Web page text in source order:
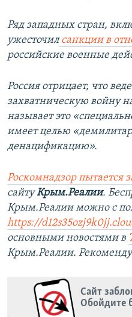
Ряд западных стран,
ужесточилсанкции в
российские военные
Россия отрицает, что
захватническую войну
называет это
имеет целью
денацификацию».
Роскомнадзор пытается
сайтуКрым.Реалии.
Крым.Реалии можно с
https://
основными новостями в
Крым.Реалии.
Сайт
Обойдите